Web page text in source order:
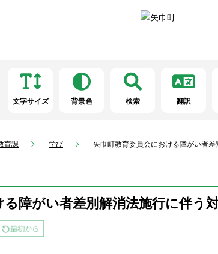
文字サイズ 背景色 検索 翻訳
育課 学び 矢巾町教育委員会における障がい者
障がい者差別解消法施行に伴う